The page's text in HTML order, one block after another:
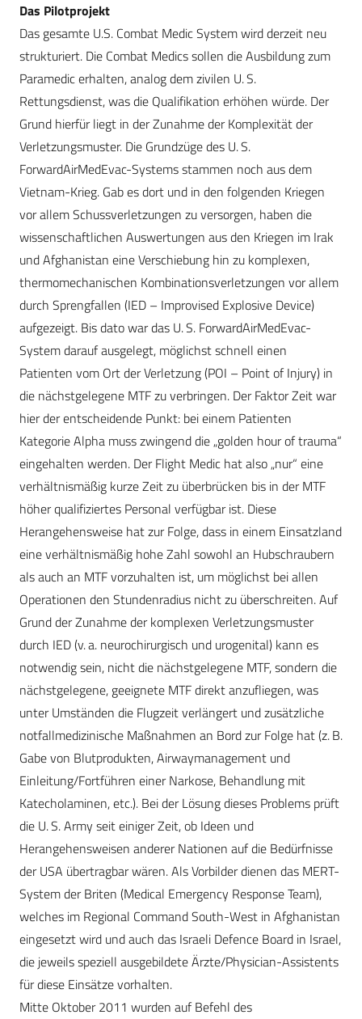
Das Pilotprojekt
Das gesamte U.S. Combat Medic System wird derzeit neu
strukturiert. Die Combat Medics sollen die Ausbildung zum
Paramedic erhalten, analog dem zivilen U. S.
Rettungsdienst, was die Qualifikation erhöhen würde. Der
Grund hierfür liegt in der Zunahme der Komplexität der
Verletzungsmuster. Die Grundzüge des U. S.
ForwardAirMedEvac-Systems stammen noch aus dem
Vietnam-Krieg. Gab es dort und in den folgenden Kriegen
vor allem Schussverletzungen zu versorgen, haben die
wissenschaftlichen Auswertungen aus den Kriegen im Irak
und Afghanistan eine Verschiebung hin zu komplexen,
thermomechanischen Kombinationsverletzungen vor allem
durch Sprengfallen (IED – Improvised Explosive Device)
aufgezeigt. Bis dato war das U. S. ForwardAirMedEvac-
System darauf ausgelegt, möglichst schnell einen
Patienten vom Ort der Verletzung (POI – Point of Injury) in
die nächstgelegene MTF zu verbringen. Der Faktor Zeit war
hier der entscheidende Punkt: bei einem Patienten
Kategorie Alpha muss zwingend die „golden hour of trauma“
eingehalten werden. Der Flight Medic hat also „nur“ eine
verhältnismäßig kurze Zeit zu überbrücken bis in der MTF
höher qualifiziertes Personal verfügbar ist. Diese
Herangehensweise hat zur Folge, dass in einem Einsatzland
eine verhältnismäßig hohe Zahl sowohl an Hubschraubern
als auch an MTF vorzuhalten ist, um möglichst bei allen
Operationen den Stundenradius nicht zu überschreiten. Auf
Grund der Zunahme der komplexen Verletzungsmuster
durch IED (v. a. neurochirurgisch und urogenital) kann es
notwendig sein, nicht die nächstgelegene MTF, sondern die
nächstgelegene, geeignete MTF direkt anzufliegen, was
unter Umständen die Flugzeit verlängert und zusätzliche
notfallmedizinische Maßnahmen an Bord zur Folge hat (z. B.
Gabe von Blutprodukten, Airwaymanagement und
Einleitung/Fortführen einer Narkose, Behandlung mit
Katecholaminen, etc.). Bei der Lösung dieses Problems prüft
die U. S. Army seit einiger Zeit, ob Ideen und
Herangehensweisen anderer Nationen auf die Bedürfnisse
der USA übertragbar wären. Als Vorbilder dienen das MERT-
System der Briten (Medical Emergency Response Team),
welches im Regional Command South-West in Afghanistan
eingesetzt wird und auch das Israeli Defence Board in Israel,
die jeweils speziell ausgebildete Ärzte/Physician-Assistents
für diese Einsätze vorhalten.
Mitte Oktober 2011 wurden auf Befehl des